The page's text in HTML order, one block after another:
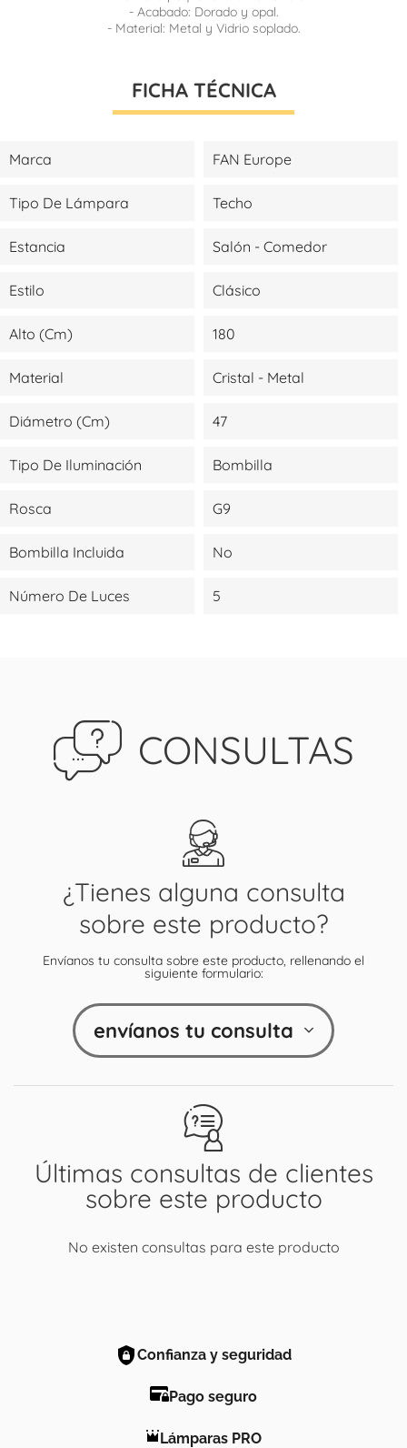
- Acabado: Dorado y opal.
- Material: Metal y Vidrio soplado.
FICHA TÉCNICA
Marca FAN Europe
Tipo De Lámpara Techo
Estancia Salón - Comedor
Estilo Clásico
Alto (cm) 180
Material Cristal - Metal
Diámetro (cm) 47
Tipo De Iluminación Bombilla
Rosca G9
Bombilla Incluida No
Número De Luces 5
CONSULTAS
Últimas consultas de clientes
sobre este producto
No existen consultas para este producto
¿Tienes alguna consulta
sobre este producto?
Envíanos tu consulta sobre este producto, rellenando el
siguiente formulario:
envíanos tu consulta
Confianza y seguridad
Pago seguro
Lámparas PRO